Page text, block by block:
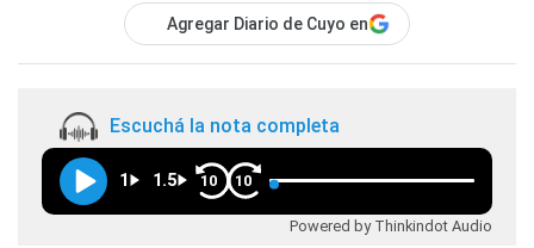
Agregar Diario de Cuyo en
Escuchá la nota completa
1 1.5 10 10
Powered by Thinkindot Audio